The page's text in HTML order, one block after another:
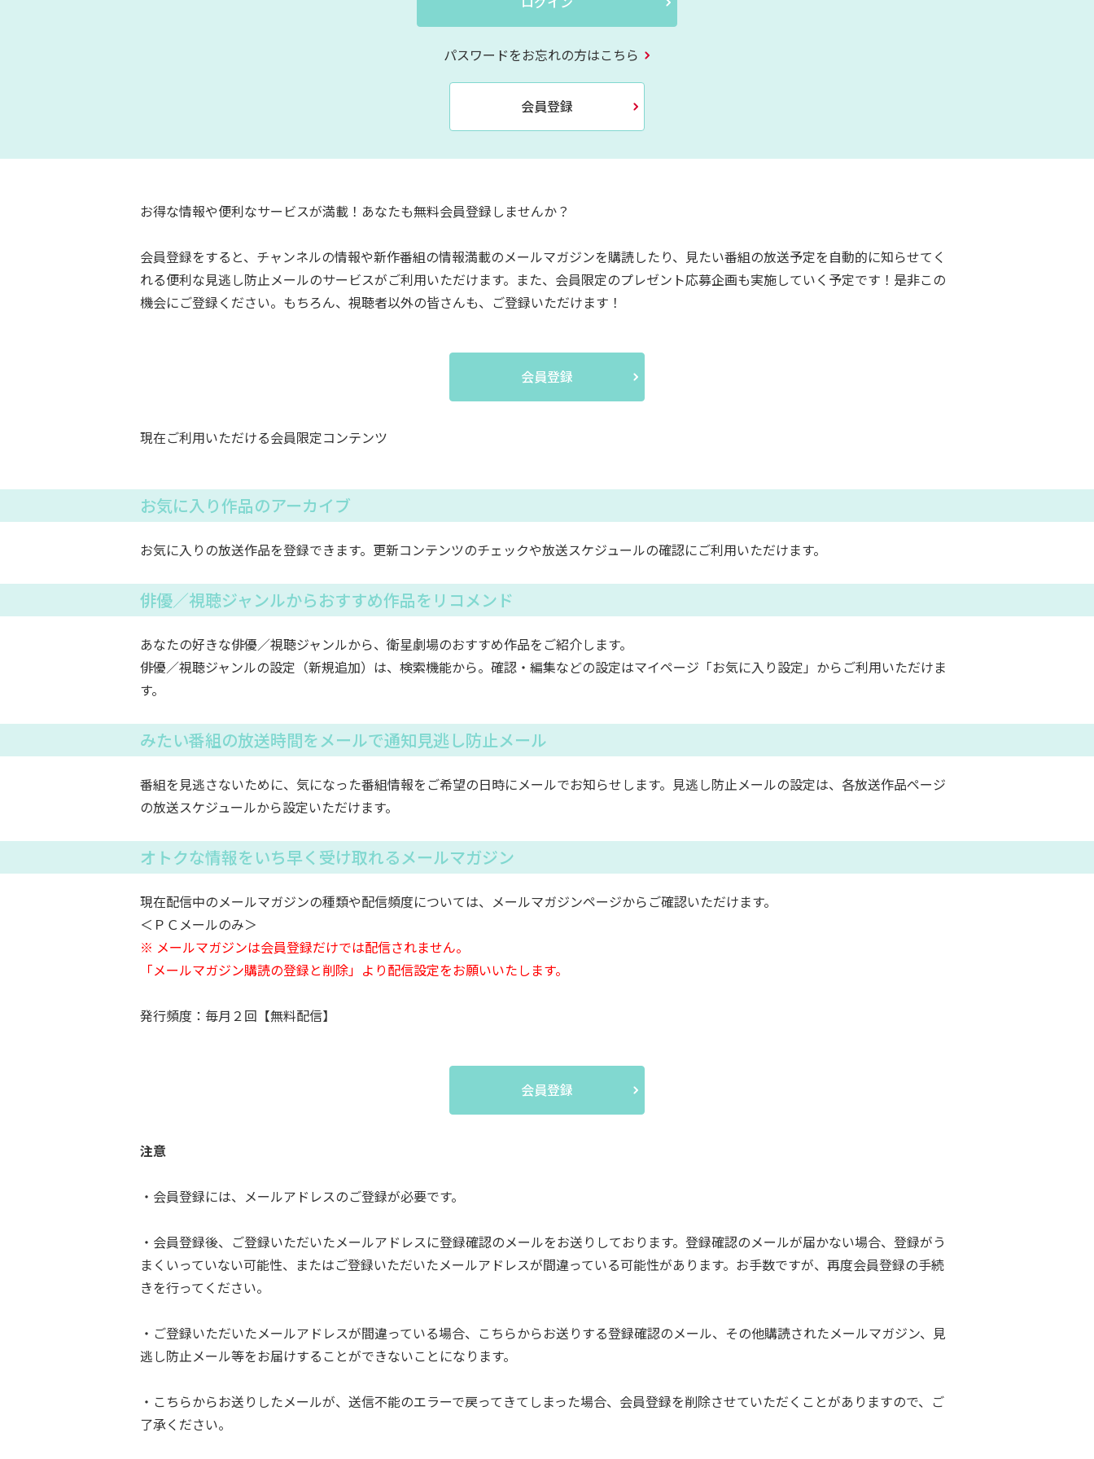
パスワードをお忘れの方はこちら
会員登録
お得な情報や便利なサービスが満載！あなたも無料会員登録しませんか？
会員登録をすると、チャンネルの情報や新作番組の情報満載のメールマガジンを購読したり、見たい番組の放送予定を自動的に知らせてく
れる便利な見逃し防止メールのサービスがご利用いただけます。また、会員限定のプレゼント応募企画も実施していく予定です！是非この
機会にご登録ください。もちろん、視聴者以外の皆さんも、ご登録いただけます！
会員登録
現在ご利用いただける会員限定コンテンツ
お気に入り作品のアーカイブ
お気に入りの放送作品を登録できます。更新コンテンツのチェックや放送スケジュールの確認にご利用いただけます。
俳優／視聴ジャンルからおすすめ作品をリコメンド
あなたの好きな俳優／視聴ジャンルから、衛星劇場のおすすめ作品をご紹介します。
俳優／視聴ジャンルの設定（新規追加）は、検索機能から。確認・編集などの設定はマイページ「お気に入り設定」からご利用いただけま
す。
みたい番組の放送時間をメールで通知見逃し防止メール
番組を見逃さないために、気になった番組情報をご希望の日時にメールでお知らせします。見逃し防止メールの設定は、各放送作品ページ
の放送スケジュールから設定いただけます。
オトクな情報をいち早く受け取れるメールマガジン
現在配信中のメールマガジンの種類や配信頻度については、メールマガジンページからご確認いただけます。
＜ＰＣメールのみ＞
※ メールマガジンは会員登録だけでは配信されません。
「メールマガジン購読の登録と削除」より配信設定をお願いいたします。
発行頻度：毎月２回【無料配信】
会員登録
注意
・会員登録には、メールアドレスのご登録が必要です。
・会員登録後、ご登録いただいたメールアドレスに登録確認のメールをお送りしております。登録確認のメールが届かない場合、登録がう
まくいっていない可能性、またはご登録いただいたメールアドレスが間違っている可能性があります。お手数ですが、再度会員登録の手続
きを行ってください。
・ご登録いただいたメールアドレスが間違っている場合、こちらからお送りする登録確認のメール、その他購読されたメールマガジン、見
逃し防止メール等をお届けすることができないことになります。
・こちらからお送りしたメールが、送信不能のエラーで戻ってきてしまった場合、会員登録を削除させていただくことがありますので、ご
了承ください。